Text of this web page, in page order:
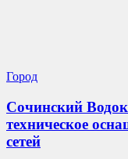
Город
Сочинский
техническое
сетей